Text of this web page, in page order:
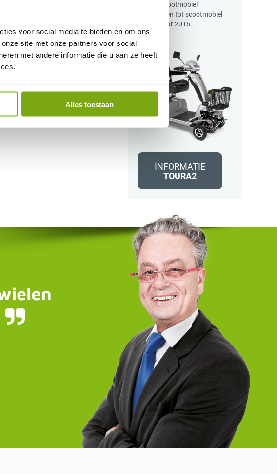
voor social media te bieden en om ons
site met onze partners voor social
met andere informatie die u aan ze heeft
Alles toestaan
Toura2 scootmobiel
uitgeroepen tot scootmobiel
van het jaar 2016.
INFORMATIE
TOURA2